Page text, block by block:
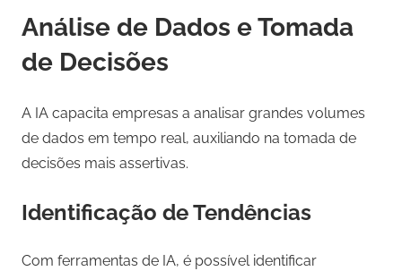
Análise de Dados e Tomada
de Decisões
A IA capacita empresas a analisar grandes volumes
de dados em tempo real, auxiliando na tomada de
decisões mais assertivas.
Identificação de Tendências
Com ferramentas de IA, é possível identificar